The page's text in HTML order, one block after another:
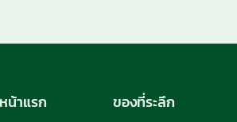
หน้าแรก ของที่ระลึก